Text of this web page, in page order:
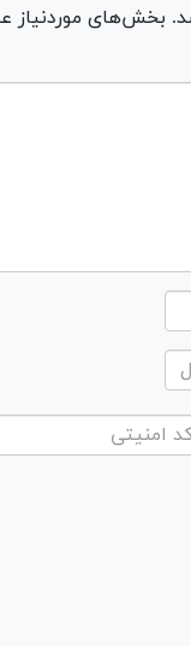
بخش‌های موردنیاز